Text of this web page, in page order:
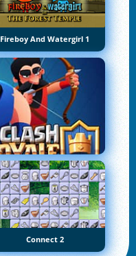
Fireboy And Watergirl 1
Connect 2